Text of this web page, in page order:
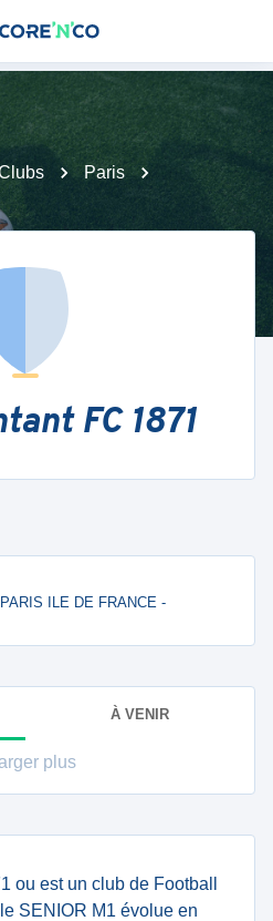
Paris
FC 1871
ILE DE FRANCE -
À VENIR
plus
ou est un club de Football
SENIOR M1 évolue en